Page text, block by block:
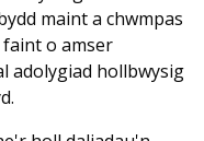
maint a chwmpas
o amser
adolygiad hollbwysig